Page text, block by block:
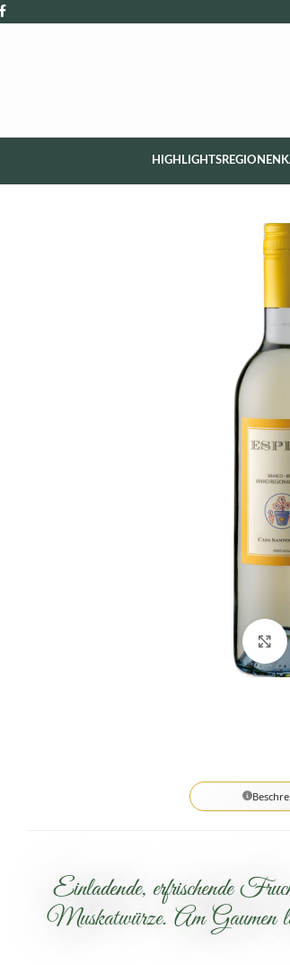
HIGHLIGHTSREGIONEN
Einladende, erfrischende
Muskatwürze. Am Gaumen